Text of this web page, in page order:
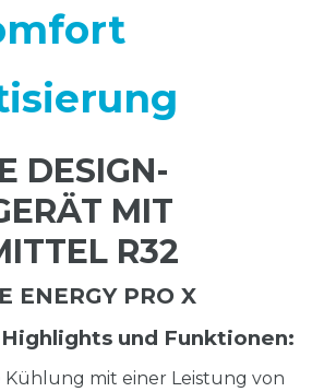
DESIGN-
MIT
R32
ENERGY PRO X
und Funktionen:
Kühlung mit einer Leistung von